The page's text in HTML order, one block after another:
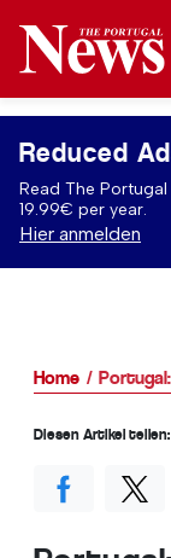
Reduced
Read The
19.99€ per year.
Hier anmelden
Home
Diesen Artikel teilen: